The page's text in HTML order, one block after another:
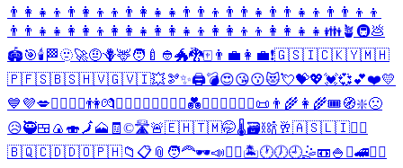
👨‍👩‍👧‍👦 👨‍👩‍👦‍👦 👨‍👩‍👧‍👧 👨‍👨‍👦 👨‍👨‍👧 👨‍👨‍👧‍👦 👨‍👨‍👦‍👦
👨‍👨‍👧‍👧 👩‍👩‍👦 👩‍👩‍👧 👩‍👩‍👧‍👦 👩‍👩‍👦‍👦 👩‍👩‍👧‍👧 👪🪴🚇💩
🏟️🎯🕯️ 🏁🫥🚀🤨🪻🦌🧑‍🍼 👲🐲🐉🀄 👨‍💼 👩‍💼❗🇬🇸🇮🇨🇰🇾🇲🇭
🇵🇫🇸🇧🇸🇭🇻🇬🇻🇮💥🫘✨🖨️💣😍😘😗😻💘💝💖💓💞💕❤️💛
💙 💜💋🧘‍♂️ 🧘‍♀️👫💏👨‍❤️‍💋‍👨 👩‍❤️‍💋‍👩💑👨‍❤️‍👨 👩‍❤️‍👩📜 👨‍🌾 👩‍🌾🎟️🧭❇️🙁
😥🥷🍱 🍙 🍣 🗾🗻 🧾 ©️🛣️🚨🇪🇭🇹🇲🤭🌡️🗃️⛓️🍾 🥂🇦🇸🇱🇮🧑‍✈️
🇧🇶🇨🇩🇩🇴🇵🇭📁 📋 📎 🧑‍🦰🕶️📣🤼‍♀️🏝️🕐🕖🕘🤹📼🍚 ⚔️🚄🕵️‍♂️